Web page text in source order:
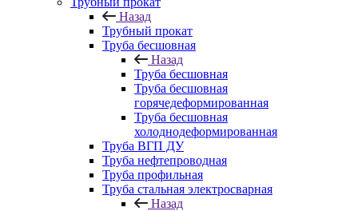
Назад
Трубный прокат
Труба бесшовная
Назад
Труба бесшовная
Труба бесшовная
горячедеформированная
Труба бесшовная
холоднодеформированная
Труба ВГП ДУ
Труба нефтепроводная
Труба профильная
Труба стальная электросварная
Назад